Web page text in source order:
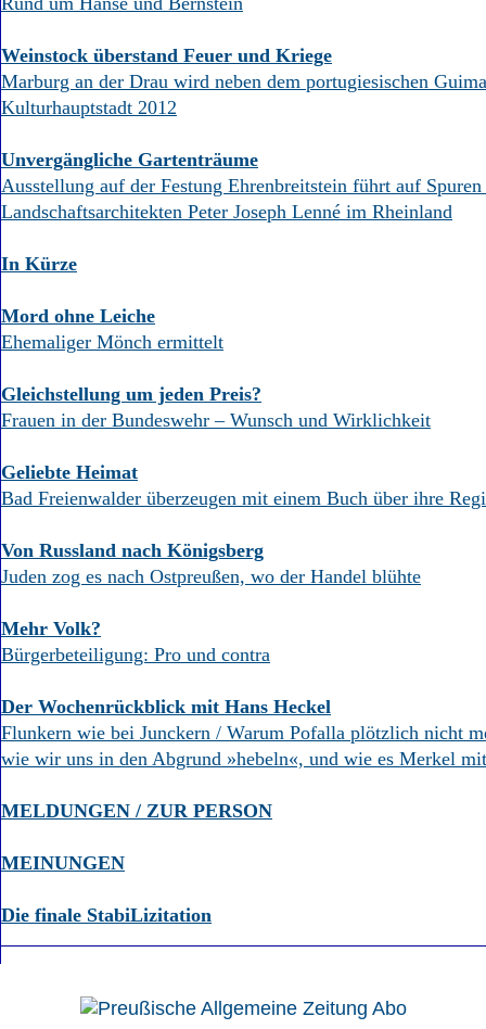
Weinstock überstand Feuer und Kriege
Marburg an der Drau wird neben dem portugiesischen
Kulturhauptstadt 2012
Unvergängliche Gartenträume
Ausstellung auf der Festung Ehrenbreitstein führt auf Spuren
Landschaftsarchitekten Peter Joseph Lenné im Rheinland
In Kürze
Mord ohne Leiche
Ehemaliger Mönch ermittelt
Gleichstellung um jeden Preis?
Frauen in der Bundeswehr – Wunsch und Wirklichkeit
Geliebte Heimat
Bad Freienwalder überzeugen mit einem Buch über ihre
Von Russland nach Königsberg
Juden zog es nach Ostpreußen, wo der Handel blühte
Mehr Volk?
Bürgerbeteiligung: Pro und contra
Der Wochenrückblick mit Hans Heckel
Flunkern wie bei Junckern / Warum Pofalla plötzlich nicht
wie wir uns in den Abgrund »hebeln«, und wie es Merkel
MELDUNGEN / ZUR PERSON
MEINUNGEN
Die finale StabiLizitation